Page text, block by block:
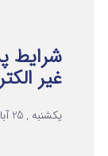
شرایط
غیر
یکشنبه , 25 آبان 1404